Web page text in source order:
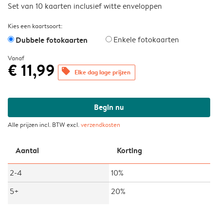
Set van 10 kaarten inclusief witte enveloppen
Kies een kaartsoort:
Dubbele fotokaarten Enkele fotokaarten
Vanaf
€ 11,99 offers Elke dag lage prijzen
Begin nu
Alle prijzen incl. BTW excl.verzendkosten
Aantal Korting
2-4
10%
5+
20%